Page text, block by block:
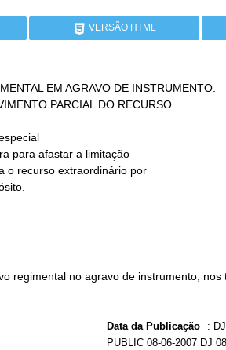
VERSÃO HTML
EM AGRAVO DE INSTRUMENTO.
regimental no agravo de instrumento, nos
Data da Publicação :
PUBLIC 08-06-2007 DJ